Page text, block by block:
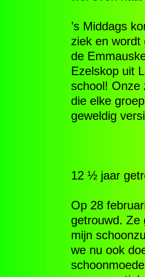
’s Middags
ziek en wordt
de
Ezelskop uit
school! Onze
die elke
geweldig
12 ½ jaar
Op 28
getrouwd. Ze
mijn
we nu ook